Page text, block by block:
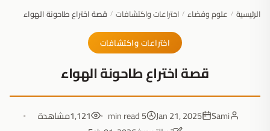
الرئيسية / علوم وفضاء / اختراعات واكتشافات / قصة اختراع طاحونة الهواء
اختراعات واكتشافات
قصة اختراع طاحونة الهواء
Sami
Jan 21, 2025
5 min read
1,121مشاهدة